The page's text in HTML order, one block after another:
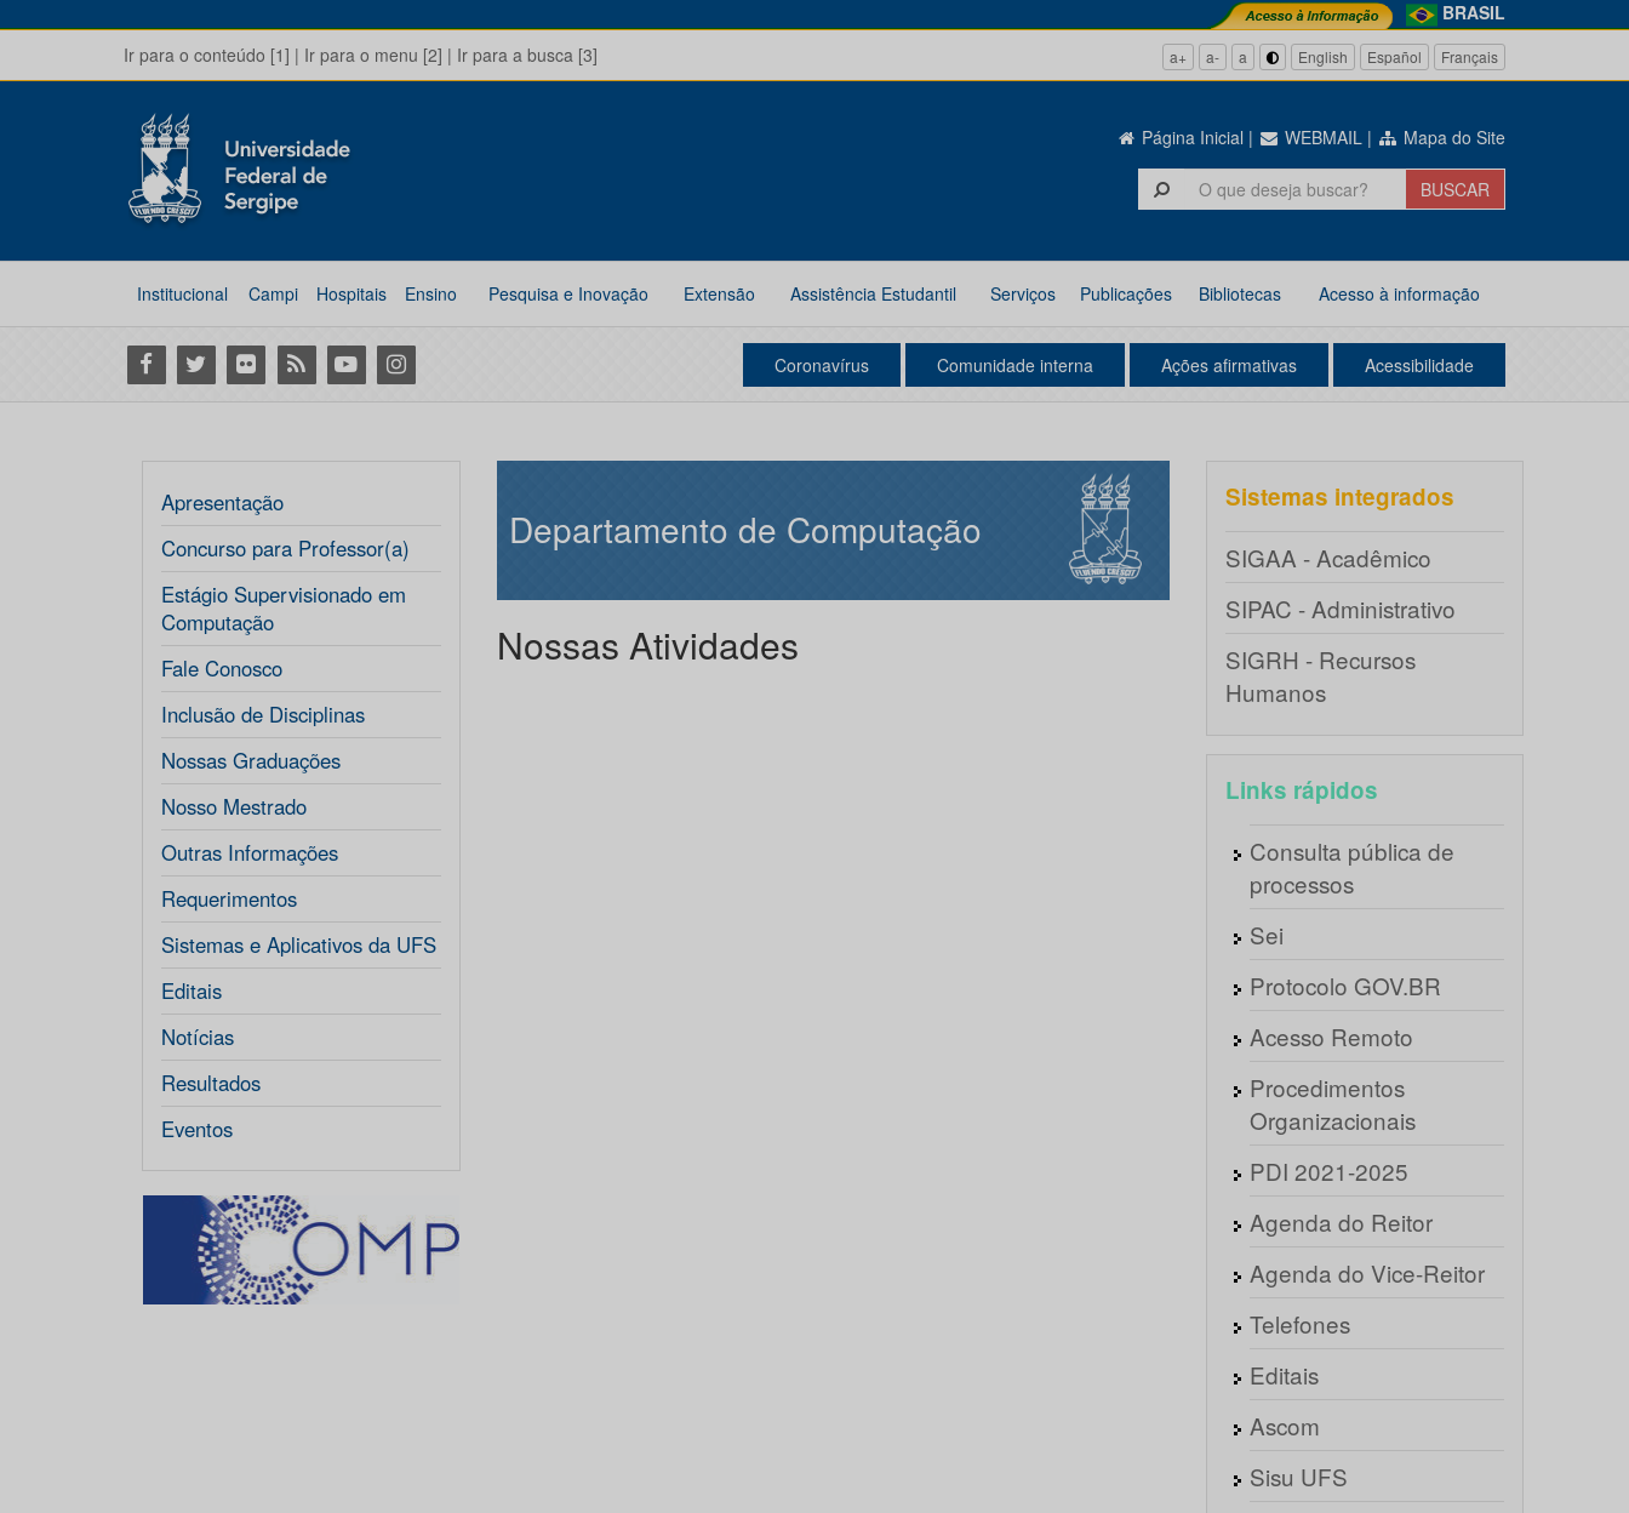
BRASIL
Ir para o conteúdo [1] | Ir para o menu [2] | Ir para a busca [3] a+ a- a English Español Français
Página Inicial | WEBMAIL | Mapa do Site
Institucional Campi Hospitais Ensino Pesquisa e Inovação Extensão Assistência Estudantil Serviços Publicações Bibliotecas Acesso à informação
Facebook
Twitter Flickr RSS YoutubeInstagram Coronavírus Comunidade interna Ações afirmativas Acessibilidade
Apresentação
Concurso para Professor(a)
Estágio Supervisionado em
Computação
Fale Conosco
Inclusão de Disciplinas
Nossas Graduações
Nosso Mestrado
Outras Informações
Requerimentos
Sistemas e Aplicativos da UFS
Editais
Notícias
Resultados
Eventos
Departamento de Computação
Nossas Atividades
Sistemas integrados
SIGAA - Acadêmico
SIPAC - Administrativo
SIGRH - Recursos
Humanos
Links rápidos
Consulta pública de
processos
Sei
Protocolo GOV.BR
Acesso Remoto
Procedimentos
Organizacionais
PDI 2021-2025
Agenda do Reitor
Agenda do Vice-Reitor
Telefones
Editais
Ascom
Sisu UFS